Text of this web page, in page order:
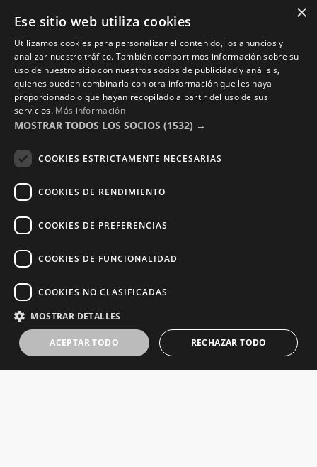
Copyright © 2016 – 2026 ZonaPlotter.com. All rights×
Ese sitio web utiliza cookies
Utilizamos cookies para personalizar el contenido, los anuncios y
analizar nuestro tráfico. También compartimos información sobre su
uso de nuestro sitio con nuestros socios de publicidad y análisis,
quienes pueden combinarla con otra información que les haya
proporcionado o que hayan recopilado a partir del uso de sus
servicios. Más información
MOSTRAR TODOS LOS SOCIOS (1532) →
COOKIES ESTRICTAMENTE NECESARIAS
COOKIES DE RENDIMIENTO
COOKIES DE PREFERENCIAS
COOKIES DE FUNCIONALIDAD
COOKIES NO CLASIFICADAS
MOSTRAR DETALLES
ACEPTAR TODO RECHAZAR TODO